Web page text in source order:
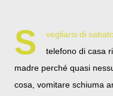
S
vegliarsi di
telefono di casa
madre perché quasi
cosa, vomitare schiuma